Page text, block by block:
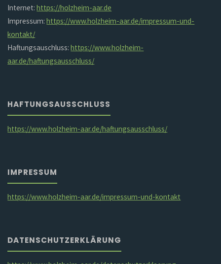
Internet:https://holzheim-aar.de
Impressum:https://www.holzheim-aar.de/impressum-und-
kontakt/
Haftungsauschluss:https://www.holzheim-
aar.de/haftungsausschluss/
HAFTUNGSAUSSCHLUSS
https://www.holzheim-aar.de/haftungsausschluss/
IMPRESSUM
https://www.holzheim-aar.de/impressum-und-kontakt
DATENSCHUTZERKLÄRUNG